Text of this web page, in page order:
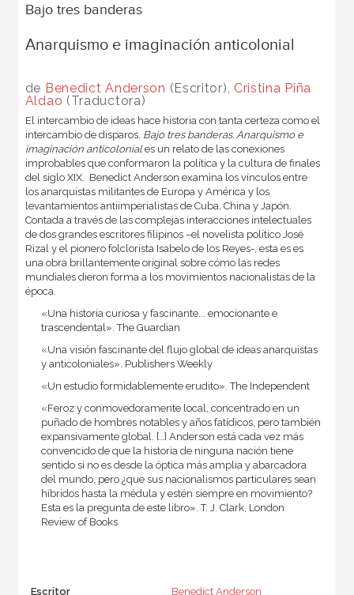
Bajo tres banderas
Anarquismo e imaginación anticolonial
de Benedict Anderson (Escritor), Cristina Piña
Aldao (Traductora)
El intercambio de ideas hace historia con tanta certeza como el
intercambio de disparos. Bajo tres banderas. Anarquismo e
imaginación anticoloniales un relato de las conexiones
improbables que conformaron la política y la cultura de finales
del siglo XIX. Benedict Anderson examina los vínculos entre
los anarquistas militantes de Europa y América y los
levantamientos antiimperialistas de Cuba, China y Japón.
Contada a través de las complejas interacciones intelectuales
de dos grandes escritores filipinos –el novelista político José
Rizal y el pionero folclorista Isabelo de los Reyes-, esta es es
una obra brillantemente original sobre cómo las redes
mundiales dieron forma a los movimientos nacionalistas de la
época.
«Una historia curiosa y fascinante... emocionante e
trascendental». The Guardian
«Una visión fascinante del flujo global de ideas anarquistas
y anticoloniales». Publishers Weekly
«Un estudio formidablemente erudito». The Independent
«Feroz y conmovedoramente local, concentrado en un
puñado de hombres notables y años fatídicos, pero también
expansivamente global. […] Anderson está cada vez más
convencido de que la historia de ninguna nación tiene
sentido si no es desde la óptica más amplia y abarcadora
del mundo, pero ¿que sus nacionalismos particulares sean
híbridos hasta la médula y estén siempre en movimiento?
Esta es la pregunta de este libro». T. J. Clark, London
Review of Books
Escritor Benedict Anderson